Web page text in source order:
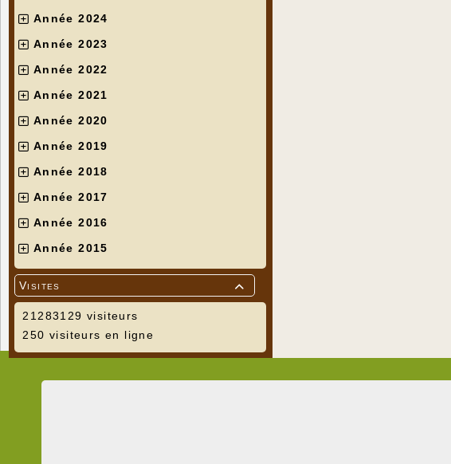
Année 2024
Année 2023
Année 2022
Année 2021
Année 2020
Année 2019
Année 2018
Année 2017
Année 2016
Année 2015

Visites
21283129 visiteurs
250 visiteurs en ligne